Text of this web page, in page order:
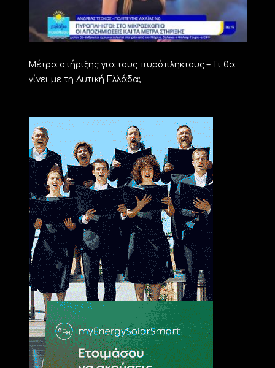
Μέτρα στήριξης για τους πυρόπληκτους – Τι θα
γίνει με τη Δυτική Ελλάδα;